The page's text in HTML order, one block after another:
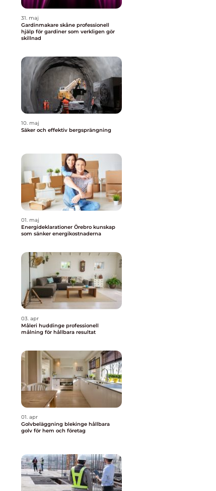
31. maj
Gardinmakare skåne professionell
hjälp för gardiner som verkligen gör
skillnad
10. maj
Säker och effektiv bergsprängning
01. maj
Energideklarationer Örebro kunskap
som sänker energikostnaderna
03. apr
Måleri huddinge professionell
målning för hållbara resultat
01. apr
Golvbeläggning blekinge hållbara
golv för hem och företag